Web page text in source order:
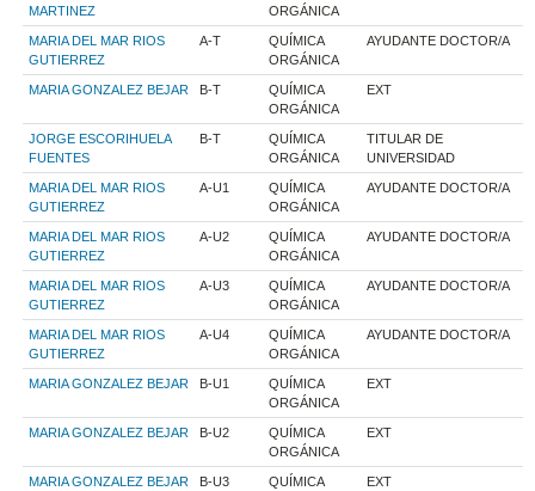
MARTINEZ
ORGÁNICA
MARIA DEL MAR RIOS
GUTIERREZ
A-T
QUÍMICA
ORGÁNICA
AYUDANTE DOCTOR/A
MARIA GONZALEZ BEJAR B-T
QUÍMICA
ORGÁNICA
EXT
JORGE ESCORIHUELA
FUENTES
B-T
QUÍMICA
ORGÁNICA
TITULAR DE
UNIVERSIDAD
MARIA DEL MAR RIOS
GUTIERREZ
A-U1
QUÍMICA
ORGÁNICA
AYUDANTE DOCTOR/A
MARIA DEL MAR RIOS
GUTIERREZ
A-U2
QUÍMICA
ORGÁNICA
AYUDANTE DOCTOR/A
MARIA DEL MAR RIOS
GUTIERREZ
A-U3
QUÍMICA
ORGÁNICA
AYUDANTE DOCTOR/A
MARIA DEL MAR RIOS
GUTIERREZ
A-U4
QUÍMICA
ORGÁNICA
AYUDANTE DOCTOR/A
MARIA GONZALEZ BEJAR B-U1
QUÍMICA
ORGÁNICA
EXT
MARIA GONZALEZ BEJAR B-U2
QUÍMICA
ORGÁNICA
EXT
MARIA GONZALEZ BEJAR B-U3
QUÍMICA
EXT